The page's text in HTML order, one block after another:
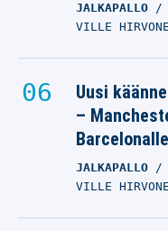
JALKAPALLO
VILLE
Uusi
–
Barcelonalle
JALKAPALLO
VILLE